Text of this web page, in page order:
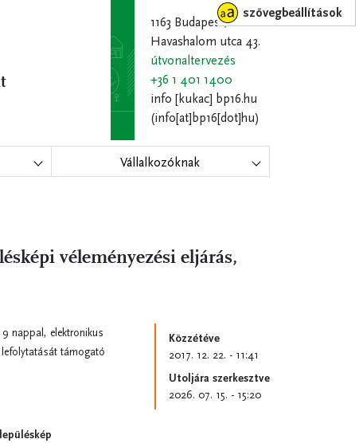
szövegbeállítások
1163 Budapest,
Havashalom utca 43.
útvonaltervezés
+36 1 401 1400
info [kukac] bp16.hu
(info[at]bp16[dot]hu)
Vállalkozóknak
véleményezési eljárás,
nappal, elektronikus
támogató
Közzétéve
2017. 12. 22. - 11:41
Utoljára szerkesztve
2026. 07. 15. - 15:20